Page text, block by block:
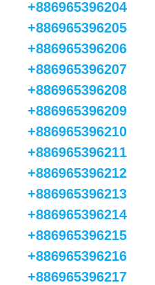
+886965396204
+886965396205
+886965396206
+886965396207
+886965396208
+886965396209
+886965396210
+886965396211
+886965396212
+886965396213
+886965396214
+886965396215
+886965396216
+886965396217